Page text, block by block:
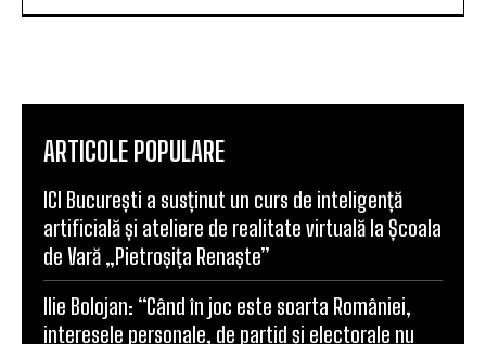
ARTICOLE POPULARE
ICI București a susținut un curs de inteligență
artificială și ateliere de realitate virtuală la Școala
de Vară „Pietroșița Renaște”
Ilie Bolojan: “Când în joc este soarta României,
interesele personale, de partid și electorale nu